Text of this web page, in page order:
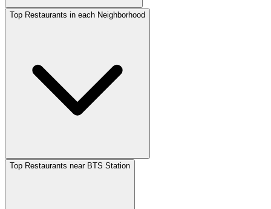
Top Restaurants in each Neighborhood
Top Restaurants near BTS Station